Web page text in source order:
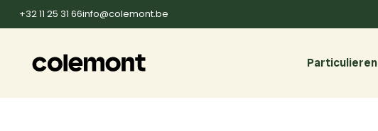
+32 11 25 31 66info@colemont.be
Particulieren